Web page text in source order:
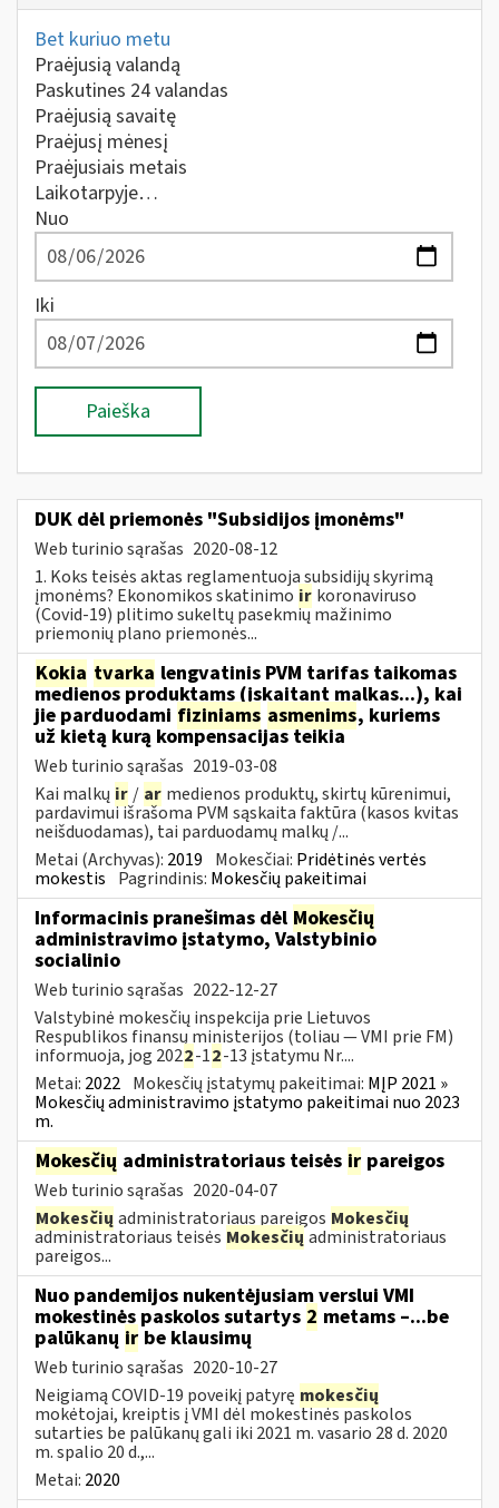
Bet kuriuo metu
Praėjusią valandą
Paskutines 24 valandas
Praėjusią savaitę
Praėjusį mėnesį
Praėjusiais metais
Laikotarpyje…
Nuo
Iki
Paieška
DUK dėl priemonės "Subsidijos įmonėms"
Web turinio sąrašas 2020-08-12
1. Koks teisės aktas reglamentuoja subsidijų skyrimą
įmonėms? Ekonomikos skatinimo ir koronaviruso
(Covid-19) plitimo sukeltų pasekmių mažinimo
priemonių plano priemonės...
Kokia tvarka lengvatinis PVM tarifas taikomas
medienos produktams (įskaitant malkas...), kai
jie parduodami fiziniams asmenims, kuriems
už kietą kurą kompensacijas teikia
Web turinio sąrašas 2019-03-08
Kai malkų ir / ar medienos produktų, skirtų kūrenimui,
pardavimui išrašoma PVM sąskaita faktūra (kasos kvitas
neišduodamas), tai parduodamų malkų /...
Metai (Archyvas): 2019 Mokesčiai: Pridėtinės vertės
mokestis Pagrindinis: Mokesčių pakeitimai
Informacinis pranešimas dėl Mokesčių
administravimo įstatymo, Valstybinio
socialinio
Web turinio sąrašas 2022-12-27
Valstybinė mokesčių inspekcija prie Lietuvos
Respublikos finansų ministerijos (toliau — VMI prie FM)
informuoja, jog 2022-12-13 įstatymu Nr....
Metai: 2022 Mokesčių įstatymų pakeitimai: MĮP 2021 »
Mokesčių administravimo įstatymo pakeitimai nuo 2023
m.
Mokesčių administratoriaus teisės ir pareigos
Web turinio sąrašas 2020-04-07
Mokesčių administratoriaus pareigos Mokesčių
administratoriaus teisės Mokesčių administratoriaus
pareigos...
Nuo pandemijos nukentėjusiam verslui VMI
mokestinės paskolos sutartys 2 metams –...be
palūkanų ir be klausimų
Web turinio sąrašas 2020-10-27
Neigiamą COVID-19 poveikį patyrę mokesčių
mokėtojai, kreiptis į VMI dėl mokestinės paskolos
sutarties be palūkanų gali iki 2021 m. vasario 28 d. 2020
m. spalio 20 d.,...
Metai: 2020